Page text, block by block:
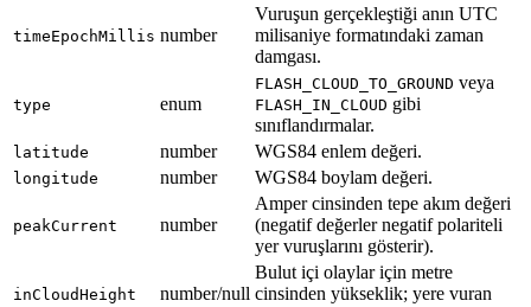
timeEpochMillis number
Vuruşun gerçekleştiği anın UTC
milisaniye formatındaki zaman
damgası.
type enum
FLASH_CLOUD_TO_GROUND veya
FLASH_IN_CLOUD gibi
sınıflandırmalar.
latitude number WGS84 enlem değeri.
longitude number WGS84 boylam değeri.
peakCurrent number
Amper cinsinden tepe akım değeri
(negatif değerler negatif polariteli
yer vuruşlarını gösterir).
inCloudHeight number/null
Bulut içi olaylar için metre
cinsinden yükseklik; yere vuran